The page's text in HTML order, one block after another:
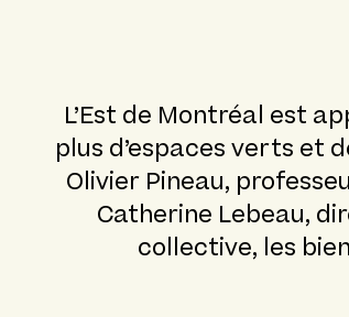
L’Est de Montréal est
plus d’espaces verts et
Olivier Pineau,
Catherine Lebeau,
collective, les